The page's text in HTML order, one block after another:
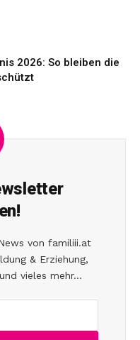
2026: So bleiben die
von familiii.at
& Erziehung,
vieles mehr...